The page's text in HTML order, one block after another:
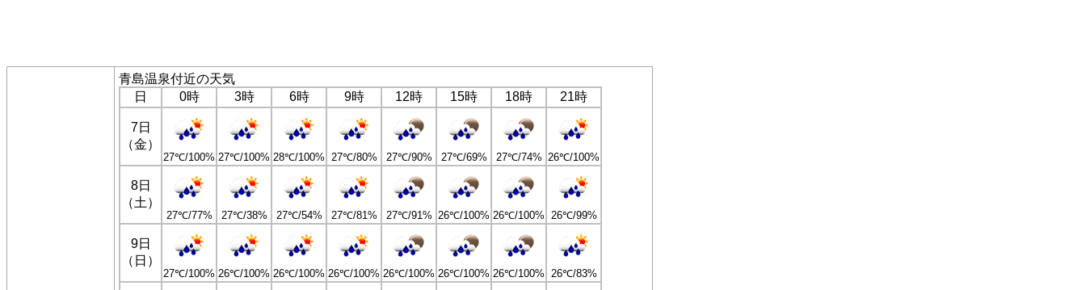
青島温泉付近の天気
日
0時 3時 6時 9時 12時 15時 18時 21時
7日
（金）
27℃/100% 27℃/100% 28℃/100% 27℃/80% 27℃/90% 27℃/69% 27℃/74% 26℃/100%
8日
（土）
27℃/77% 27℃/38% 27℃/54% 27℃/81% 27℃/91% 26℃/100% 26℃/100% 26℃/99%
9日
（日）
27℃/100% 26℃/100% 26℃/100% 26℃/100% 26℃/100% 26℃/100% 26℃/100% 26℃/83%